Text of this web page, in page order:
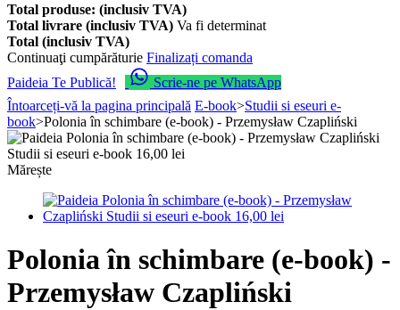
Total produse: (inclusiv TVA)
Total livrare (inclusiv TVA) Va fi determinat
Total (inclusiv TVA)
Continuaţi cumpărăturie Finalizați comanda
Paideia Te Publică!
Scrie-ne pe WhatsApp
Întoarceți-vă la pagina principală E-book>Studii si eseuri e-
book>Polonia în schimbare (e-book) - Przemysław Czapliński
Mărește
Polonia în schimbare (e-book) -
Przemysław Czapliński